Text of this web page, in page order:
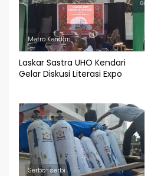
Metro Kendari
Laskar Sastra UHO Kendari
Gelar Diskusi Literasi Expo
Serba-serbi